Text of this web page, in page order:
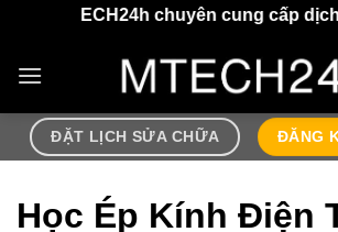
nội
chuyên cung cấp dịch vụ sửa
ĐẶT LỊCH SỬA CHỮA ĐĂNG
Học Ép Kính Điện